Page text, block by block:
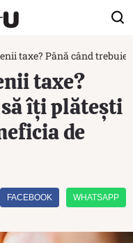
taxe? Până când
taxe?
îți plătești
de
FACEBOOK WHATSAPP